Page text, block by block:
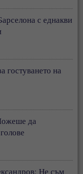
с еднакви
гостуването на
да
Не съм